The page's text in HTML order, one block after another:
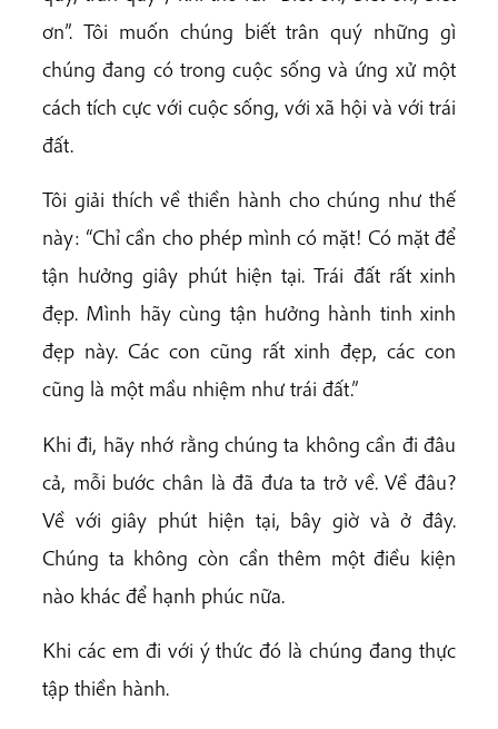
ơn”. Tôi muốn chúng biết trân quý những gì
chúng đang có trong cuộc sống và ứng xử một
cách tích cực với cuộc sống, với xã hội và với trái
đất.
Tôi giải thích về thiền hành cho chúng như thế
này: “Chỉ cần cho phép mình có mặt! Có mặt để
tận hưởng giây phút hiện tại. Trái đất rất xinh
đẹp. Mình hãy cùng tận hưởng hành tinh xinh
đẹp này. Các con cũng rất xinh đẹp, các con
cũng là một mầu nhiệm như trái đất.”
Khi đi, hãy nhớ rằng chúng ta không cần đi đâu
cả, mỗi bước chân là đã đưa ta trở về. Về đâu?
Về với giây phút hiện tại, bây giờ và ở đây.
Chúng ta không còn cần thêm một điều kiện
nào khác để hạnh phúc nữa.
Khi các em đi với ý thức đó là chúng đang thực
tập thiền hành.